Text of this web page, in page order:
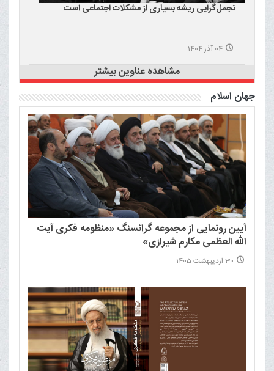
تجمل‌گرایی ریشه بسیاری از مشکلات اجتماعی است
04 آذر 1404
مشاهده عناوین بیشتر
جهان اسلام
آیین رونمایی از مجموعه گرانسنگ «منظومه فکری آیت
الله العظمی مکارم شیرازی»
30 اردیبهشت 1405